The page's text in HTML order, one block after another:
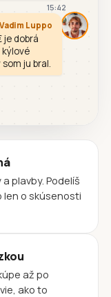
15:42
Vadim Luppo
je dobrá
ju bral.
plavby. Podelíš
len o skúsenosti
až po
ako to